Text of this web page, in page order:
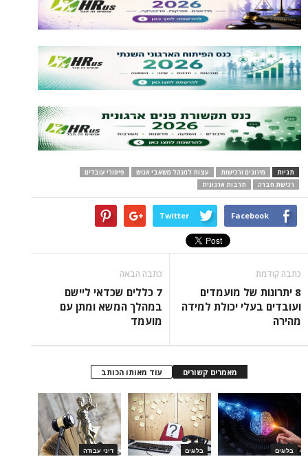
תגיות מיזוגים ורכישות עצות למנהל משאבי אנוש
פיטורי עובדים
רכישת חברה
תרבות ארגונית
Facebook
Twitter
כתבה קודמת
8 יתרונות של מועמדים
ועובדים בעלי יכולת למידה
מהירה
כתבה הבאה
7 כללים שכדאי ליישם
במהלך המשא ומתן עם
מועמד
מאמרים קשורים עוד מאותו הכותב
דיני עבודה בלוגים בלוגים